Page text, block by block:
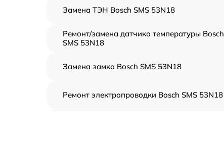
Замена ТЭН Bosch SMS 53N18
Ремонт/замена датчика температуры Bosch
SMS 53N18
Замена замка Bosch SMS 53N18
Ремонт электропроводки Bosch SMS 53N18